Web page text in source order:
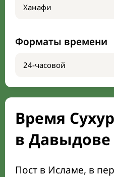
Форматы времени
Время
в Давыдове
Пост в Исламе, в